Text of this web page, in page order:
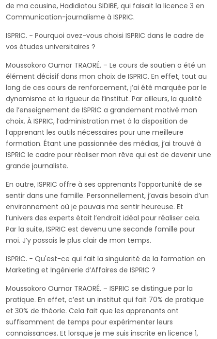
de ma cousine, Hadidiatou SIDIBE, qui faisait la licence 3 en
Communication-journalisme à ISPRIC.
ISPRIC. - Pourquoi avez-vous choisi ISPRIC dans le cadre de
vos études universitaires ?
Moussokoro Oumar TRAORÉ. – Le cours de soutien a été un
élément décisif dans mon choix de ISPRIC. En effet, tout au
long de ces cours de renforcement, j’ai été marquée par le
dynamisme et la rigueur de l’institut. Par ailleurs, la qualité
de l’enseignement de ISPRIC a grandement motivé mon
choix. À ISPRIC, l’administration met à la disposition de
l’apprenant les outils nécessaires pour une meilleure
formation. Étant une passionnée des médias, j’ai trouvé à
ISPRIC le cadre pour réaliser mon rêve qui est de devenir une
grande journaliste.
En outre, ISPRIC offre à ses apprenants l’opportunité de se
sentir dans une famille. Personnellement, j’avais besoin d’un
environnement où je pouvais me sentir heureuse. Et
l’univers des experts était l’endroit idéal pour réaliser cela.
Par la suite, ISPRIC est devenu une seconde famille pour
moi. J’y passais le plus clair de mon temps.
ISPRIC. - Qu'est-ce qui fait la singularité de la formation en
Marketing et Ingénierie d’Affaires de ISPRIC ?
Moussokoro Oumar TRAORÉ. – ISPRIC se distingue par la
pratique. En effet, c’est un institut qui fait 70% de pratique
et 30% de théorie. Cela fait que les apprenants ont
suffisamment de temps pour expérimenter leurs
connaissances. Et lorsque je me suis inscrite en licence 1,